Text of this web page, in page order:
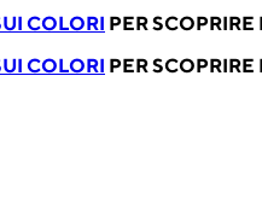
COLORI PER
COLORI PER